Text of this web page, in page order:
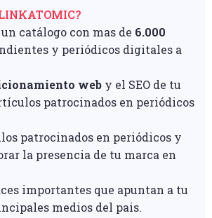
catálogo con mas de 6.000
y periódicos digitales a
web y el SEO de tu
patrocinados en periódicos
patrocinados en periódicos y
la presencia de tu marca en
importantes que apuntan a tu
medios del pais.